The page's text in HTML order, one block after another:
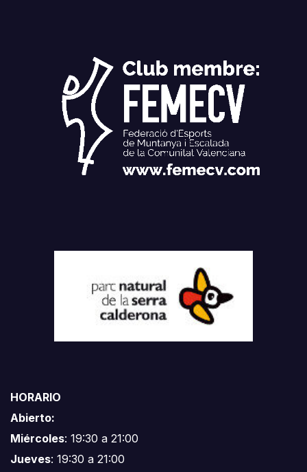
HORARIO
Abierto:
Miércoles: 19:30 a 21:00
Jueves: 19:30 a 21:00